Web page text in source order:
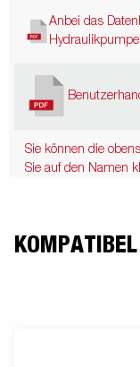
Anbei das
Sie können die
Sie auf den Namen